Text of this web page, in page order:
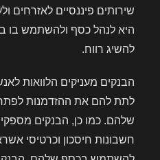
שירותים פיננסיים לאזרחים
היא לנהל כסף ולהשתמש בו
להשיג רווח.
הבנקים מעניקים הלוואות
לתת להם את ההזדמנות
שלהם. כמו כן, הבנקים
חשבונות חיסכון וכרטיסי